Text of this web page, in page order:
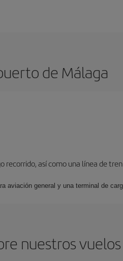
de Málaga
así como una línea de
aviación general y una terminal de
nuestros